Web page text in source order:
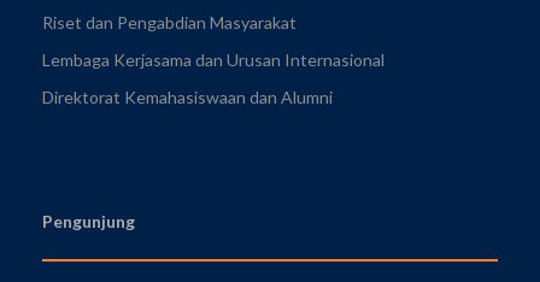
Riset dan Pengabdian Masyarakat
Lembaga Kerjasama dan Urusan Internasional
Direktorat Kemahasiswaan dan Alumni
Pengunjung